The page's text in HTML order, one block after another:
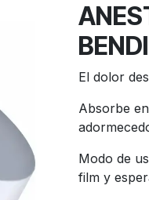
El dolor
Absorbe
Modo de
film y